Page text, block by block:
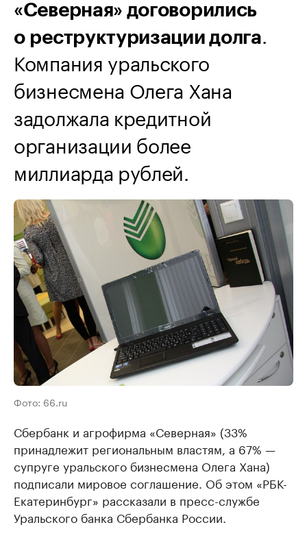
«Северная» договорились
о реструктуризации долга.
Компания уральского
бизнесмена Олега Хана
задолжала кредитной
организации более
миллиарда рублей.
Фото: 66.ru
Сбербанк и агрофирма «Северная» (33%
принадлежит региональным властям, а 67% —
супруге уральского бизнесмена Олега Хана)
подписали мировое соглашение. Об этом «РБК-
Екатеринбург» рассказали в пресс-службе
Уральского банка Сбербанка России.